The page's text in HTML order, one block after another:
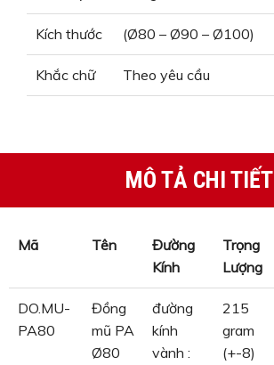
Kích thước (Ø80 – Ø90 – Ø100)
Khắc chữ Theo yêu cầu
MÔ TẢ CHI TIẾT
Mã Tên
Đường
Kính
Trọng
Lượng
DO.MU-
PA80
Đồng
mũ PA
Ø80
đường
kính
vành :
215
gram
(+-8)